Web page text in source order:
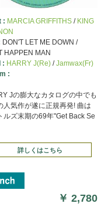
: MARCIA GRIFFITHS/ KING
DON'T LET ME DOWN /
HAPPEN MAN
: HARRY J(Re)/Jamwax(Fr)
:
Jの膨大なカタログの中でも
人気作が遂に正規再発! 曲は
ルズ末期の69年"Get Back Se
詳しくはこちら
￥2,780